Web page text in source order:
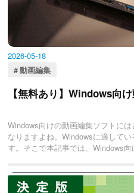
2026-05-18
動画編集
【無料あり】Windows向
Windows向けの動画編集ソフトに
なりますよね。Windowsに適して
す。そこで本記事では、Windows
解説していきます。ぜひ最後まで